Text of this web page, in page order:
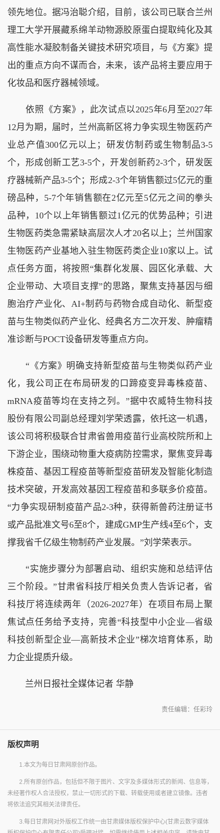
领先地位。据冯治聪介绍，目前，该公司已联合兰州
理工大学开展藏系绵羊动物源胶原蛋白提取纯化及其
高性能水凝胶制备关键技术研究项目，与《方案》提
出的重点方向不谋而合，未来，该产品将主要应用于
化妆品和医疗器械领域。
依照《方案》，此次试点以2025年6月至2027年
12月为期，届时，兰州高新区将力争实现生物医药产
业总产值300亿元以上；研发仿制药或生物制品3-5
个，形成创新工艺3-5个，开发创新药2-3个，研发医
疗器械新产品3-5个；形成2-3个年销售额过5亿元的重
磅品种，5-7个年销售额在2亿元至5亿元之间的拳头
品种，10个以上年销售额过1亿元的优势品种；引进
生物医药类急需紧缺高层次人才20名以上；兰州国家
生物医药产业基地入驻生物医药类企业10家以上。试
点任务方面，将按照“集群化发展、园区化承载、大
企业带动、大项目支撑”的思路，聚焦支持基因与细
胞治疗产业化、AI+制药与药物合成自动化、新型疫
苗与生物类似药产业化、经典名方二次开发、肿瘤精
准诊断与POCT设备研发等重点方向。
“《方案》明确支持新型疫苗与生物类似药产业
化，我公司正在布局研发的口蹄疫变异毒株疫苗、
mRNA疫苗等均在支持之列。”据中农威特生物科技
股份有限公司副总经理刘学荣透露，依托这一机遇，
该公司将积极联合甘肃省兽用疫苗行业高校院所和上
下游企业，围绕动物重大疫病防控需求，聚焦变异毒
株疫苗、基因工程疫苗等新型疫苗研发及智能化制造
技术突破，开发高效基因工程疫苗和多联多价疫苗。
“力争实现研制疫苗产品2-3种，获得新兽药注册证书
或产品批准文号6至8个，建成GMP生产线4至6个，支
撑我省千亿级生物制药产业发展。”刘学荣表示。
“实施步骤分为部署启动、组织实施和总结评估
三个阶段。”甘肃省科技厅相关负责人告诉记者，省
科技厅将连续两年（2026-2027年）在项目布局上聚
焦试点任务给予支持，完善“科技型中小企业—省级
科技创新型企业—高新技术企业”梯次培育体系，助
力企业提质升级。
兰州日报社全媒体记者 华静
责任编辑：任彩玲
版权声明
1.本文为每日甘肃网原创作品。
2.所有原创作品，包括但不限于图片、文字及多媒体形式的新闻、信息等，
未经著作权人合法授权，禁止一切形式的下载、转载使用或者建立镜像。违者
将依法追究其相关法律责任。
3.每日甘肃网对外版权工作统一由甘肃媒体版权保护中心(甘肃云数字媒体